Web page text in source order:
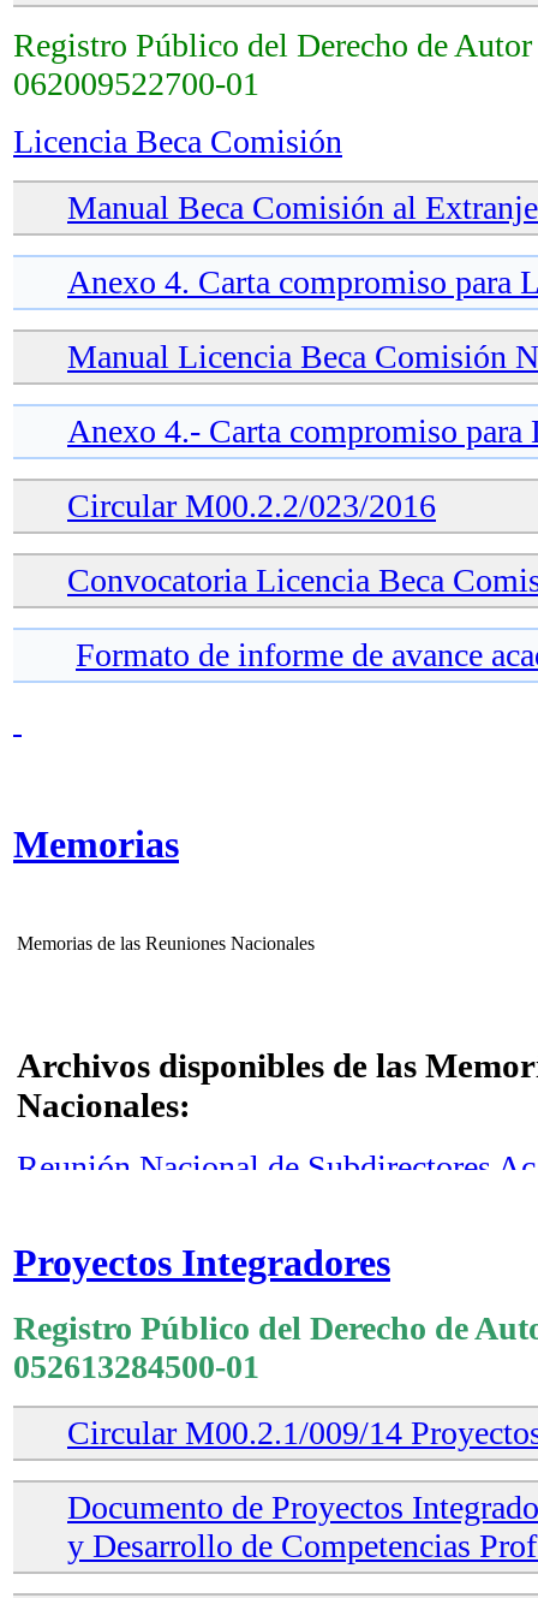
Registro Público del Derecho de
062009522700-01
Licencia Beca Comisión
Manual Beca Comisión al
Anexo 4. Carta compromiso para
Manual Licencia Beca Comisión
Anexo 4.- Carta compromiso
Circular M00.2.2/023/2016
Convocatoria Licencia Beca
Formato de informe de avance
Memorias
Proyectos Integradores
Registro Público del Derecho de
052613284500-01
Circular M00.2.1/009/14
Documento de Proyectos
y Desarrollo de Competencias